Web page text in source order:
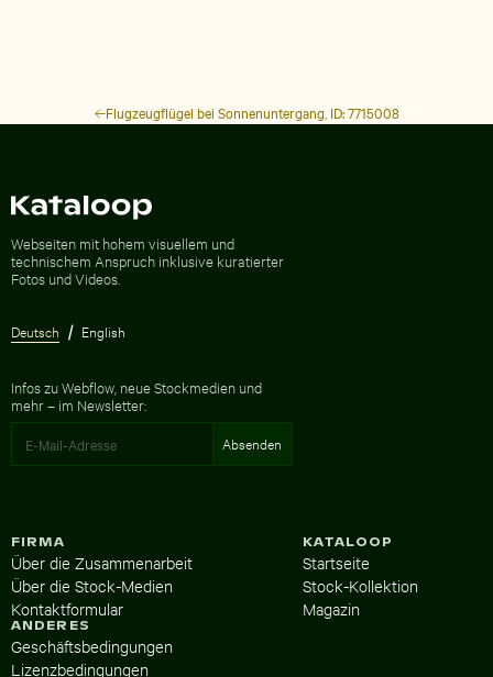
Flugzeugflügel bei Sonnenuntergang, ID: 7715008
Webseiten mit hohem visuellem und
technischem Anspruch inklusive kuratierter
Fotos und Videos.
Deutsch English
Infos zu Webflow, neue Stockmedien und
mehr – im Newsletter:
KATALOOP
Startseite
Stock-Kollektion
Magazin
FIRMA
Über die Zusammenarbeit
Über die Stock-Medien
Kontaktformular
ANDERES
Geschäftsbedingungen
Lizenzbedingungen